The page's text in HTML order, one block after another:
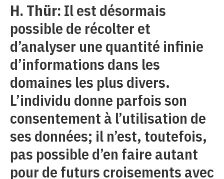
H. Thür: Il est désormais
possible de récolter et
d’analyser une quantité infinie
d’informations dans les
domaines les plus divers.
L’individu donne parfois son
consentement à l’utilisation de
ses données; il n’est, toutefois,
pas possible d’en faire autant
pour de futurs croisements avec